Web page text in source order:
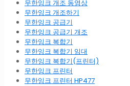
무한잉크 개조 동영상
무한잉크 개조하기
무한잉크 공급기
무한잉크 공급기 개조
무한잉크 복합기
무한잉크 복합기 임대
무한잉크 복합기(프린터)
무한잉크 프린터
무한잉크 프린터 HP477